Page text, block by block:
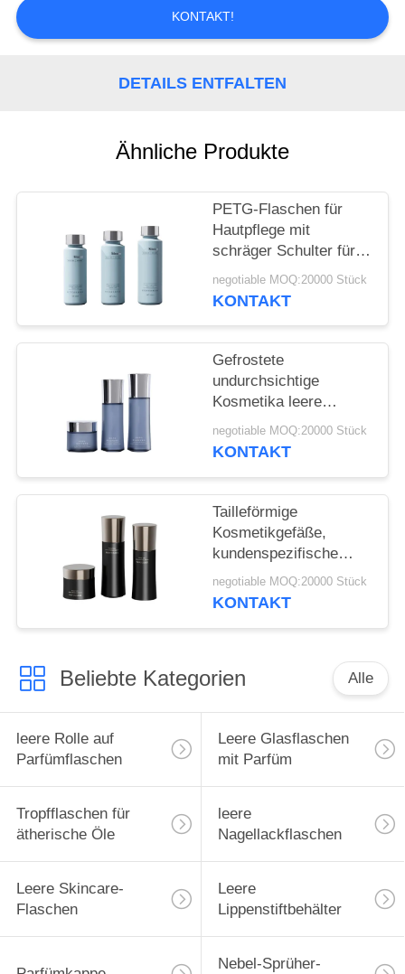
NACHRICHT
ANGEBOT
ANFORDERN
SITEMAP
PRIVACY
POLICY
KONTAKT!
DETAILS ENTFALTEN
Ähnliche Produkte
PETG-Flaschen für
Hautpflege mit
schräger Schulter für
High-End-Marken mit
CMYK-Druck und
negotiable MOQ:20000 Stück
KONTAKT
Gefrostete
undurchsichtige
Kosmetika leere
Flasche Großhandel
Wasserlotion Creme
maßgeschneidert
negotiable MOQ:20000 Stück
KONTAKT
Tailleförmige
Kosmetikgefäße,
kundenspezifische
undurchsichtige PETG-
Flaschen,
negotiable MOQ:20000 Stück
KONTAKT
Beliebte Kategorien Alle
leere Rolle auf
Parfümflaschen
Leere Glasflaschen
mit Parfüm
Tropfflaschen für
ätherische Öle
leere
Nagellackflaschen
Leere Skincare-
Flaschen
Leere
Lippenstiftbehälter
Nebel-Sprüher-